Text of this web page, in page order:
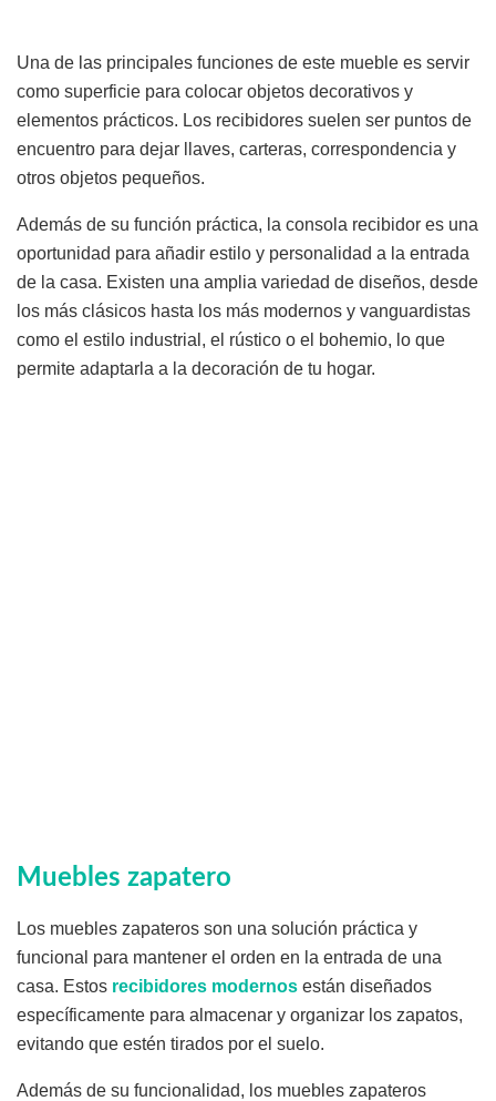
Una de las principales funciones de este mueble es servir
como superficie para colocar objetos decorativos y
elementos prácticos. Los recibidores suelen ser puntos de
encuentro para dejar llaves, carteras, correspondencia y
otros objetos pequeños.
Además de su función práctica, la consola recibidor es una
oportunidad para añadir estilo y personalidad a la entrada
de la casa. Existen una amplia variedad de diseños, desde
los más clásicos hasta los más modernos y vanguardistas
como el estilo industrial, el rústico o el bohemio, lo que
permite adaptarla a la decoración de tu hogar.
Muebles zapatero
Los muebles zapateros son una solución práctica y
funcional para mantener el orden en la entrada de una
casa. Estos recibidores modernos están diseñados
específicamente para almacenar y organizar los zapatos,
evitando que estén tirados por el suelo.
Además de su funcionalidad, los muebles zapateros